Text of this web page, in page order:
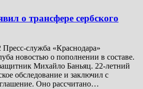
о трансфере сербского
служба «Краснодара»
новостью о пополнении в составе.
Михайло Баньяц. 22-летний
обследование и заключил с
Оно рассчитано…